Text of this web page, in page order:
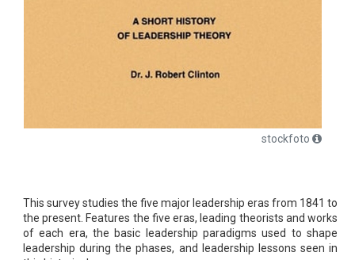
stockfoto
This survey studies the five major leadership eras from 1841 to
the present. Features the five eras, leading theorists and works
of each era, the basic leadership paradigms used to shape
leadership during the phases, and leadership lessons seen in